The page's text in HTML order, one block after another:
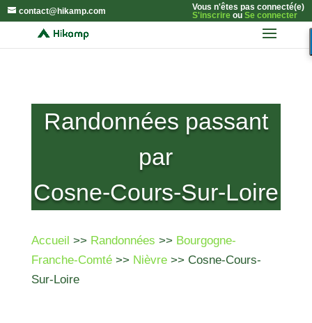
contact@hikamp.com
Vous n'êtes pas connecté(e)
S'inscrireou Se connecter
Randonnées passant
par
Cosne-Cours-Sur-Loire
Accueil >> Randonnées >> Bourgogne-
Franche-Comté>> Nièvre>> Cosne-Cours-
Sur-Loire